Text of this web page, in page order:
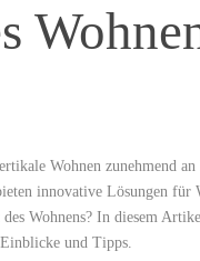
Wohnen zunehmend an
innovative ​Lösungen für
Wohnens? In diesem
und Tipps.